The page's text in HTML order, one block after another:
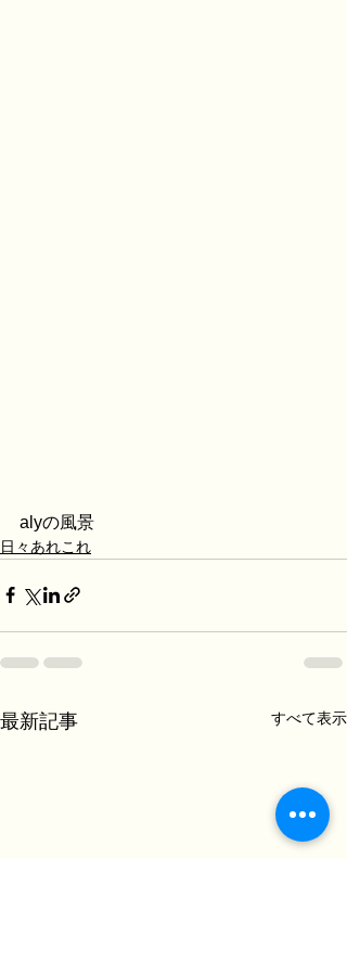
alyの風景
日々あれこれ
最新記事 すべて表示